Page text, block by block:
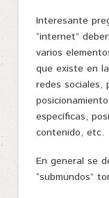
Interesante
“internet”
varios
que existe en
redes sociales,
específicas,
contenido, etc.
En general se
“submundos”